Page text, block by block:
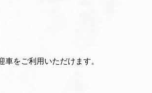
をご利用いただけます。